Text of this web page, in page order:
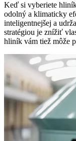
Keď si vyberiete
odolný a klimaticky
inteligentnejšej a
stratégiou je znížiť
hliník vám tiež môže